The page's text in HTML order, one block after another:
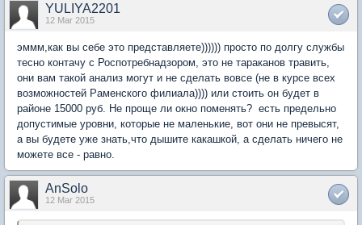
YULIYA2201
12 Mar 2015
эммм,как вы себе это представляете)))))) просто по долгу службы
тесно контачу с Роспотребнадзором, это не тараканов травить,
они вам такой анализ могут и не сделать вовсе (не в курсе всех
возможностей Раменского филиала)))) или стоить он будет в
районе 15000 руб. Не проще ли окно поменять? есть предельно
допустимые уровни, которые не маленькие, вот они не превысят,
а вы будете уже знать,что дышите какашкой, а сделать ничего не
можете все - равно.
AnSolo
12 Mar 2015